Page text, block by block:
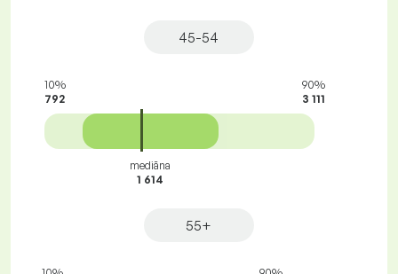
45-54
mediāna
1 614
10%
792
90%
3 111
55+